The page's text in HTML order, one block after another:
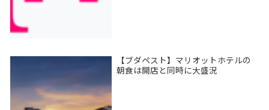
【ブダペスト】マリオットホテルの
朝食は開店と同時に大盛況